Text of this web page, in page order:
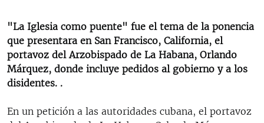
LOS SANTOS DE HIALEAH
DESINFORMACIÓN RUSA EN AMÉRICA LATINA
LA INVASIÓN DE RUSIA A UCRANIA
"La Iglesia como puente" fue el tema de la ponencia
que presentara en San Francisco, California, el
portavoz del Arzobispado de La Habana, Orlando
Márquez, donde incluye pedidos al gobierno y a los
disidentes. .
En un petición a las autoridades cubana, el portavoz